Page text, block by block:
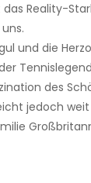
Reality-
und die
des
jedoch